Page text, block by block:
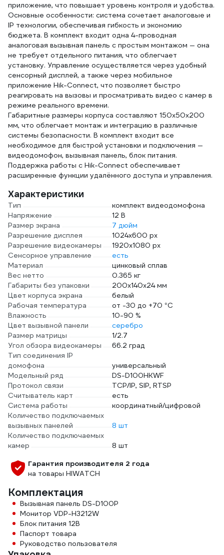
приложение, что повышает уровень контроля и удобства.
Основные особенности: система сочетает аналоговые и
IP технологии, обеспечивая гибкость и экономию
бюджета. В комплект входит одна 4-проводная
аналоговая вызывная панель с простым монтажом — она
не требует отдельного питания, что облегчает
установку. Управление осуществляется через удобный
сенсорный дисплей, а также через мобильное
приложение Hik-Connect, что позволяет быстро
реагировать на вызовы и просматривать видео с камер в
режиме реального времени.
Габаритные размеры корпуса составляют 150x50x200
мм, что облегчает монтаж и интеграцию в различные
системы безопасности. В комплект входит все
необходимое для быстрой установки и подключения —
видеодомофон, вызывная панель, блок питания.
Поддержка работы с Hik-Connect обеспечивает
расширенные функции удалённого доступа и управления.
Характеристики
Тип
комплект видеодомофона
Напряжение
12 В
Размер экрана
7 дюйм
Разрешение дисплея
1024х600 px
Разрешение видеокамеры
1920х1080 px
Сенсорное управление
есть
Материал
цинковый сплав
Вес нетто
0.365 кг
Габариты без упаковки
200x140x24 мм
Цвет корпуса экрана
белый
Рабочая температура
от -30 до +70 °С
Влажность
10-90 %
Цвет вызывной панели
серебро
Размер матрицы
1/2.7
Угол обзора видеокамеры
66.2 град
Тип соединения IP
домофона
универсальный
Модельный ряд
DS-D100HKWF
Протокол связи
TCP/IP, SIP, RTSP
Считыватель карт
есть
Система работы
координатный/цифровой
Количество подключаемых
вызывных панелей
8 шт
Количество подключаемых
камер
8 шт
Гарантия производителя 2 года
на товары HIWATCH
Комплектация
Вызывная панель DS-D100P
Монитор VDP-H3212W
Блок питания 12В
Паспорт товара
Руководство пользователя